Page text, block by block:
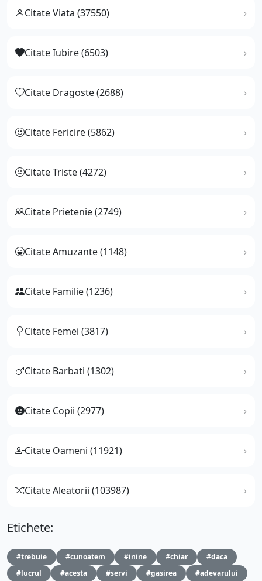
Citate Viata (37550)
Citate Iubire (6503)
Citate Dragoste (2688)
Citate Fericire (5862)
Citate Triste (4272)
Citate Prietenie (2749)
Citate Amuzante (1148)
Citate Familie (1236)
Citate Femei (3817)
Citate Barbati (1302)
Citate Copii (2977)
Citate Oameni (11921)
Citate Aleatorii (103987)
Etichete:
#trebuie #cunoatem #inine #chiar
#daca
#lucrul
#acesta #servi #gasirea
#adevarului